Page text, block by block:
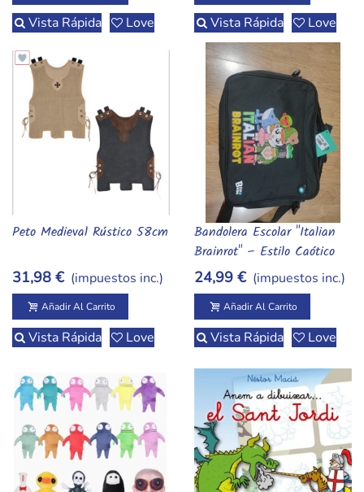
Vista Rápida Love Vista Rápida Love
Añadir Al Carrito
Peto Medieval Rústico 58cm
31,98 € (impuestos inc.)
Añadir Al Carrito
Vista Rápida Love
Añadir Al Carrito
Bandolera Escolar "Italian
Brainrot" – Estilo Caótico
Con Clase
24,99 € (impuestos inc.)
Añadir Al Carrito
Vista Rápida Love